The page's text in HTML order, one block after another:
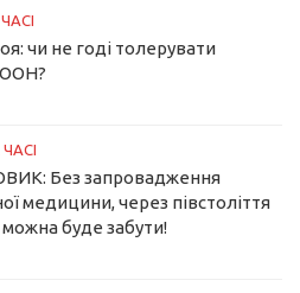
чи не годі толерувати
ООН?
Без запровадження
медицини, через півстоліття
можна буде забути!